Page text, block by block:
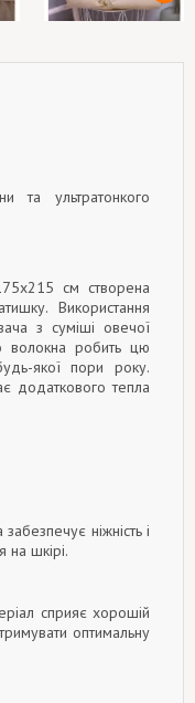
та ультратонкого
см створена
Використання
з суміші овечої
волокна робить цю
якої пори року.
додаткового тепла
ніжність і
на шкірі.
сприяє хорошій
оптимальну